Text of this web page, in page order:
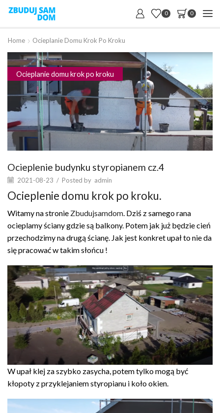
0 0
Home Ocieplanie Domu Krok Po Kroku
Ocieplanie domu krok po kroku
Ocieplenie budynku styropianem cz.4
2021-08-23 / Posted by admin
Ocieplenie domu krok po kroku.
Witamy na stronie Zbudujsamdom. Dziś z samego rana
ocieplamy ściany gdzie są balkony. Potem jak już będzie cień
przechodzimy na drugą ścianę. Jak jest konkret upał to nie da
się pracować w takim słońcu !
W upał klej za szybko zasycha, potem tylko mogą być
kłopoty z przyklejaniem styropianu i koło okien.